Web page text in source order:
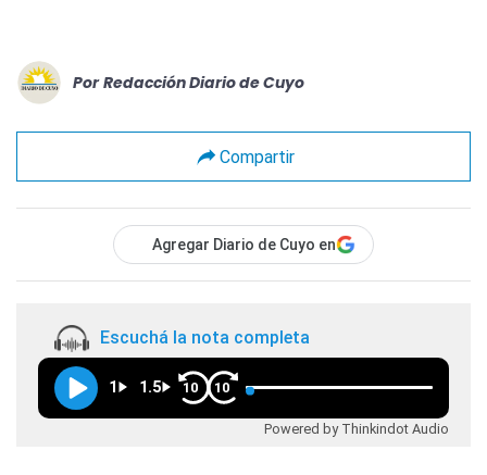
Por Redacción Diario de Cuyo
Compartir
Agregar Diario de Cuyo en
Escuchá la nota completa
1 1.5 10 10
Powered by Thinkindot Audio